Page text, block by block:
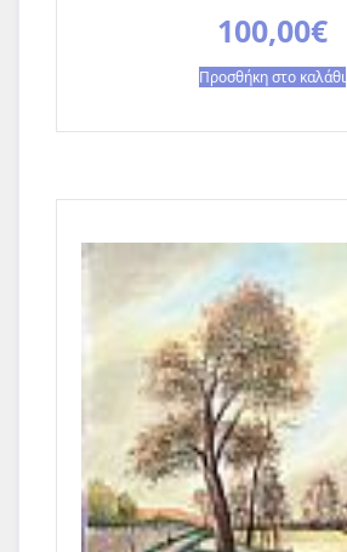
100,00€
Προσθήκη στο καλάθι